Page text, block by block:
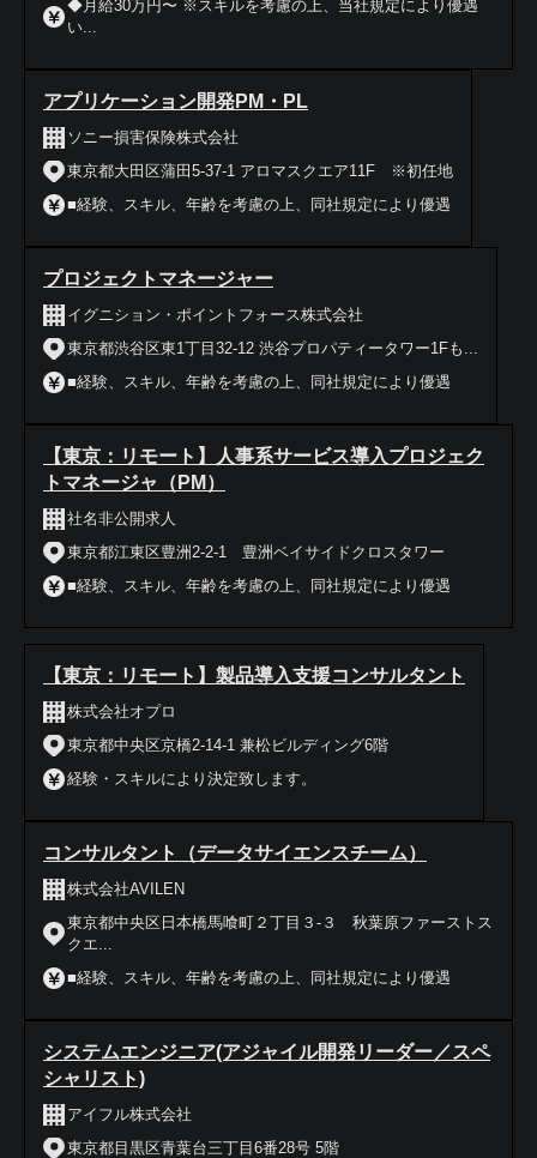
◆月給30万円〜 ※スキルを考慮の上、当社規定により優遇
い...
アプリケーション開発PM・PL
ソニー損害保険株式会社
東京都大田区蒲田5-37-1 アロマスクエア11F ※初任地
■経験、スキル、年齢を考慮の上、同社規定により優遇
プロジェクトマネージャー
イグニション・ポイントフォース株式会社
東京都渋谷区東1丁目32-12 渋谷プロパティータワー1Fも...
■経験、スキル、年齢を考慮の上、同社規定により優遇
【東京：リモート】人事系サービス導入プロジェク
トマネージャ（PM）
社名非公開求人
東京都江東区豊洲2-2-1 豊洲ベイサイドクロスタワー
■経験、スキル、年齢を考慮の上、同社規定により優遇
【東京：リモート】製品導入支援コンサルタント
株式会社オプロ
東京都中央区京橋2-14-1 兼松ビルディング6階
経験・スキルにより決定致します。
コンサルタント（データサイエンスチーム）
株式会社AVILEN
東京都中央区日本橋馬喰町２丁目３‐３ 秋葉原ファーストス
クエ...
■経験、スキル、年齢を考慮の上、同社規定により優遇
システムエンジニア(アジャイル開発リーダー／スペ
シャリスト)
アイフル株式会社
東京都目黒区青葉台三丁目6番28号 5階